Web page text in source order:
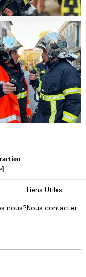
nous?
Liens Utiles
Nous contacter